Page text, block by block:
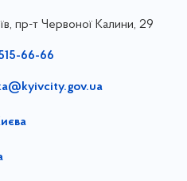
пр-т Червоної Калини, 29
66-66